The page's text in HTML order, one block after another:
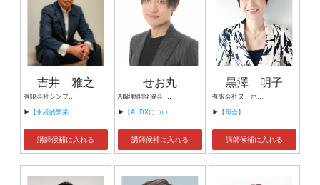
吉井 雅之
有限会社シンプルタスク 代表取締役 習慣形成コンサルタント
▶ 【永続的繁栄の組織づくり】
講師候補に入れる
せお丸
AI駆動開発協会 代表理事 サイバーフリークス株式会社 代表取締役
▶ 【AI DXについて】
講師候補に入れる
黒澤 明子
有限会社ヌーボヌール代表取締役
▶ 【司会】
講師候補に入れる